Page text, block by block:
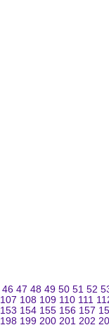
46 47 48 49 50 51 52
107 108 109 110 111
153 154 155 156 157
198 199 200 201 202